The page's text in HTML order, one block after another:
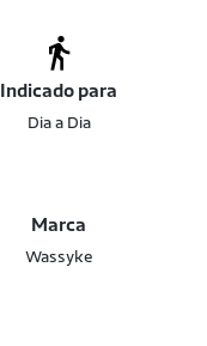
Indicado para
Dia a Dia
Marca
Wassyke